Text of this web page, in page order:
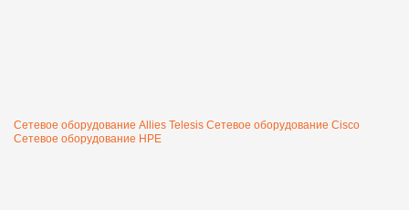
Сетевое оборудование Allies Telesis Сетевое оборудование Cisco
Сетевое оборудование HPE